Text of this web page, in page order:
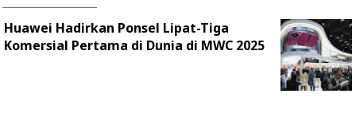
Huawei Hadirkan Ponsel Lipat-Tiga
Komersial Pertama di Dunia di MWC 2025